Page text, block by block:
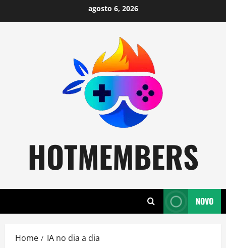
to
agosto 6, 2026
HOTMEMBERS
NOVO
Home IA no dia a dia